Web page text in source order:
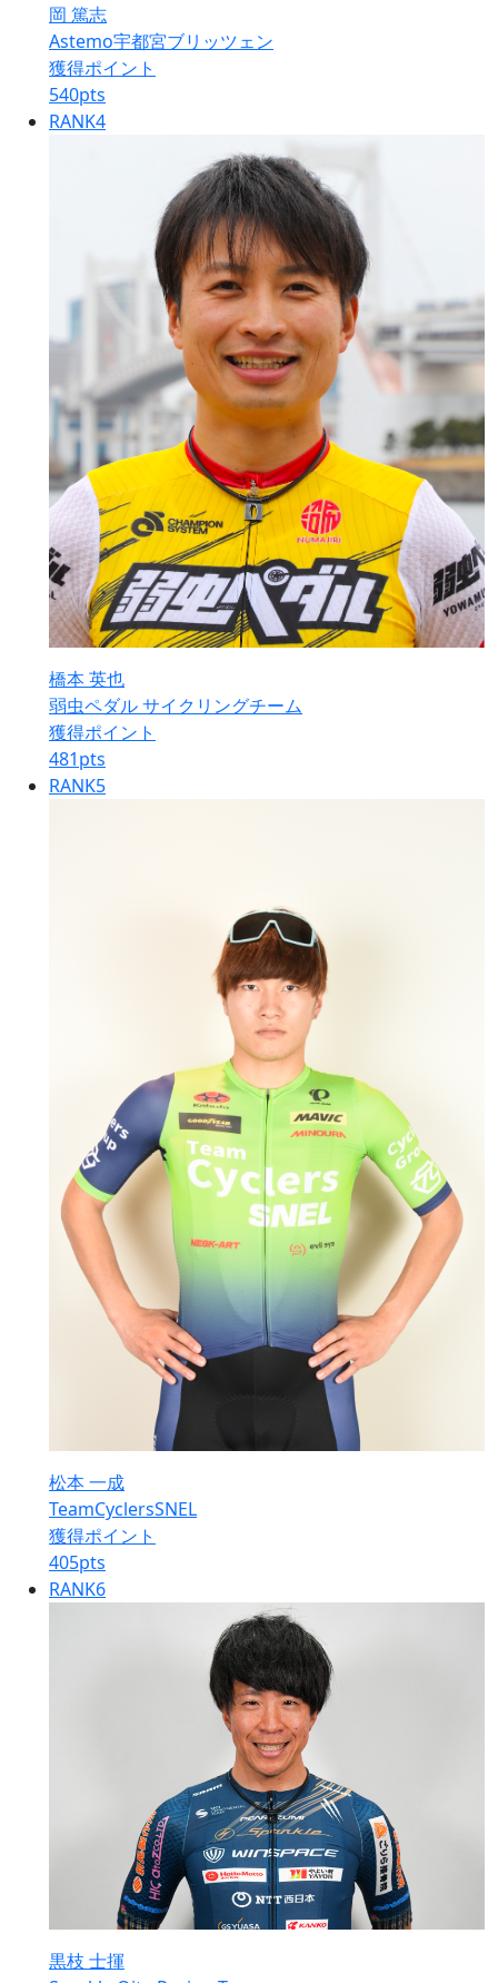
岡 篤志
Astemo宇都宮ブリッツェン
獲得ポイント
540pts
RANK4
橋本 英也
弱虫ペダル サイクリングチーム
獲得ポイント
481pts
RANK5
松本 一成
TeamCyclersSNEL
獲得ポイント
405pts
RANK6
黒枝 士揮